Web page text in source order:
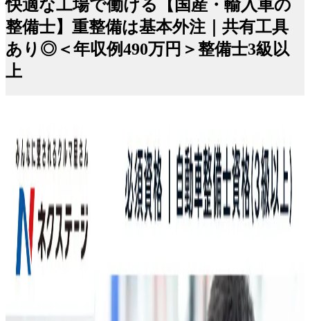
快適な工場で働ける【国産・輸入車の
整備士】重整備は基本外注｜共有工具
あり◎＜年収例490万円＞整備士3級以
上